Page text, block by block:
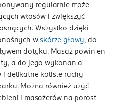
regularnie może
włosów i zwiększyć
Wszystko dzięki
w skórze głowy, do
dotyku. Masaż powinien
a do jego wykonania
i delikatne koliste ruchy
Można również użyć
i masażerów na porost